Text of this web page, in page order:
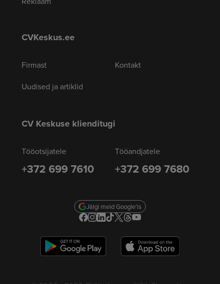
CVKeskus.ee
Firmast
Uudised ja artiklid
Kontakt
CV Keskuse klienditugi
Tööotsijatele
+372 699 7610
Tööandjatele
+372 699 7680
Jälgi meid Google'is